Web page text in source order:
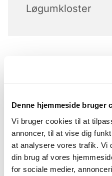
Denne hjemmeside bruger
Vi bruger cookies til at
annoncer, til at vise dig
at analysere vores trafik. Vi
din brug af vores
for sociale medier,
Løgumkloster
Klokkeringning
præludium
Salme
læsning
Bøn